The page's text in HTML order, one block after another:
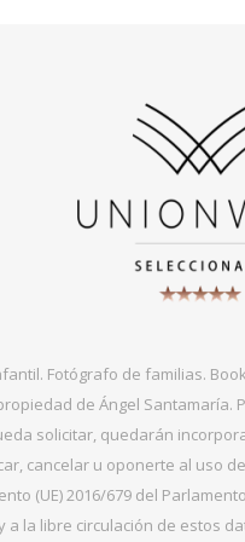
Fotógrafo de familias.
de Ángel
solicitar, quedarán
cancelar u oponerte al
(UE) 2016/679 del
la libre circulación de estos